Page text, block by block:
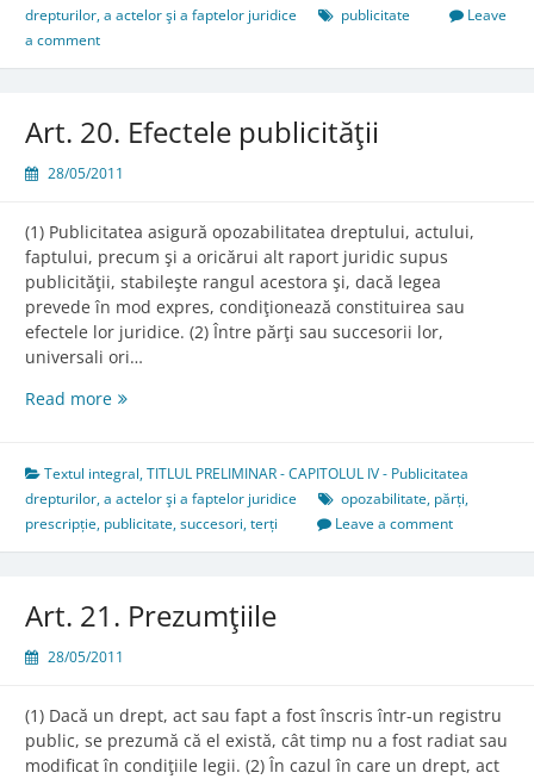
publicitate
drepturilor, a actelor şi a faptelor juridice
publicitate
Leave
a comment
Art. 20. Efectele publicităţii
28/05/2011
(1) Publicitatea asigură opozabilitatea dreptului, actului,
faptului, precum şi a oricărui alt raport juridic supus
publicităţii, stabileşte rangul acestora şi, dacă legea
prevede în mod expres, condiţionează constituirea sau
efectele lor juridice. (2) Între părţi sau succesorii lor,
universali ori…
Read moreArt.
publicităţii
Textul integral,TITLUL PRELIMINAR - CAPITOLUL IV - Publicitatea
drepturilor, a actelor şi a faptelor juridice
opozabilitate, părți,
prescripție, publicitate,succesori,terți Leave a comment
Art. 21. Prezumţiile
28/05/2011
(1) Dacă un drept, act sau fapt a fost înscris într-un registru
public, se prezumă că el există, cât timp nu a fost radiat sau
modificat în condiţiile legii. (2) În cazul în care un drept, act